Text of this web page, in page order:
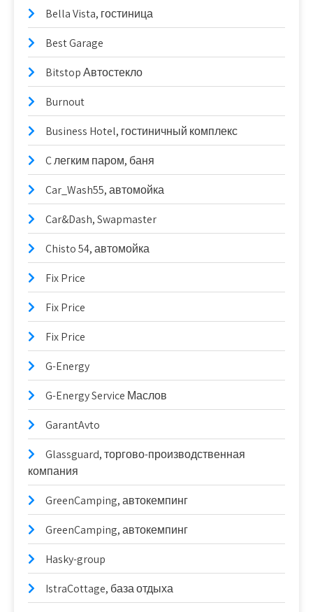
Bella Vista, гостиница
Best Garage
Bitstop Автостекло
Burnout
Business Hotel, гостиничный комплекс
C легким паром, баня
Car_Wash55, автомойка
Car&Dash, Swapmaster
Chisto 54, автомойка
Fix Price
Fix Price
Fix Price
G-Energy
G-Energy Service Маслов
GarantAvto
Glassguard, торгово-производственная
компания
GreenCamping, автокемпинг
GreenCamping, автокемпинг
Hasky-group
IstraCottage, база отдыха